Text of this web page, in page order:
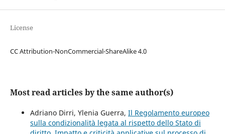
License
CC Attribution-NonCommercial-ShareAlike 4.0
Most read articles by the same author(s)
Adriano Dirri, Ylenia Guerra, Il Regolamento europeo
sulla condizionalità legata al rispetto dello Stato di